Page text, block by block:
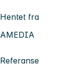
Hentet fra
AMEDIA
Referanse